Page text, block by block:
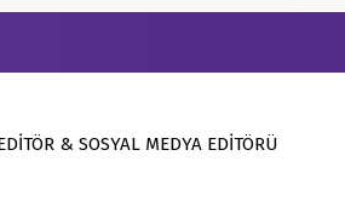
& SOSYAL MEDYA EDİTÖRÜ